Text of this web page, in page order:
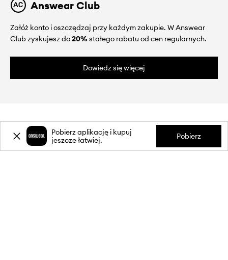
Answear Club
Załóż konto i oszczędzaj przy każdym zakupie. W Answear
Club zyskujesz do20%stałego rabatu od cen regularnych.
Dowiedz się więcej
O NAS
Pobierz aplikację i kupuj
jeszcze łatwiej.
Pobierz